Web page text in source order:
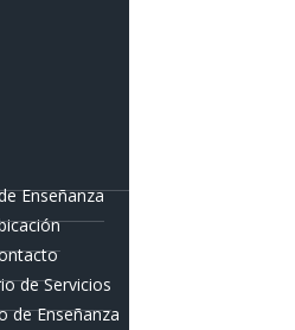
Enseñanza
de Servicios
de Enseñanza